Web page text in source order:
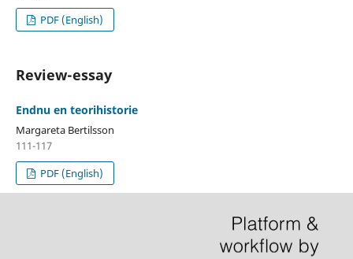
PDF (English)
Review-essay
Endnu en teorihistorie
Margareta Bertilsson
111-117
PDF (English)